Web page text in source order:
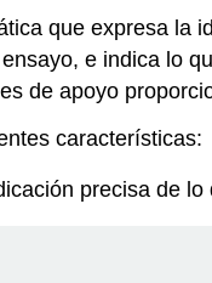
que expresa la
e indica lo
de apoyo
características:
precisa de